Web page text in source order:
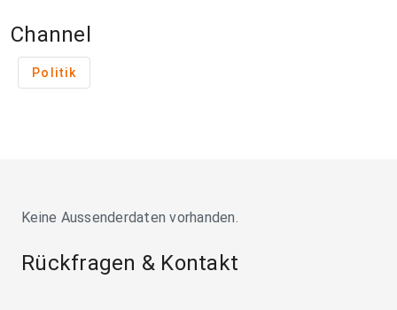
Channel
Politik
Keine Aussenderdaten vorhanden.
Rückfragen & Kontakt